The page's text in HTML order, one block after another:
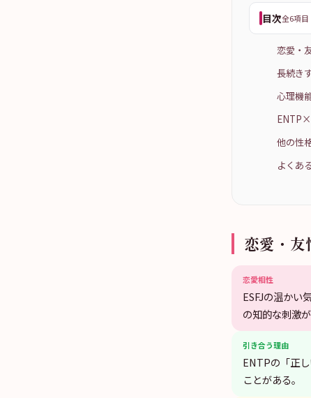
目次全6項目
恋愛・
長続き
心理機
他の性
よくあ
恋愛・友
恋愛相性
ESFJの温かい
の知的な刺激
引き合う理由
ENTPの「正
ことがある。